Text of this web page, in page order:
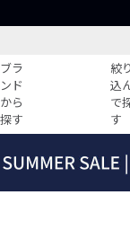
ブラ
ンド
から
探す
絞り
込
で
す
の記事